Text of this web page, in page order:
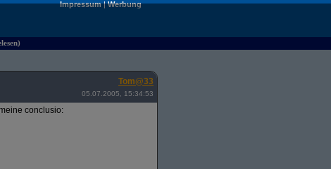
Impressum|Werbung
Tom@33
05.07.2005, 15:34:53
conclusio: